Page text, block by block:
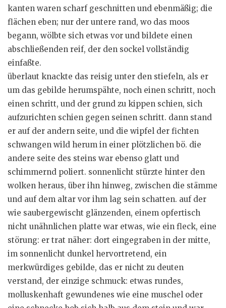
kanten waren scharf geschnitten und ebenmäßig; die
flächen eben; nur der untere rand, wo das moos
begann, wölbte sich etwas vor und bildete einen
abschließenden reif, der den sockel vollständig
einfaßte.
überlaut knackte das reisig unter den stiefeln, als er
um das gebilde herumspähte, noch einen schritt, noch
einen schritt, und der grund zu kippen schien, sich
aufzurichten schien gegen seinen schritt. dann stand
er auf der andern seite, und die wipfel der fichten
schwangen wild herum in einer plötzlichen bö. die
andere seite des steins war ebenso glatt und
schimmernd poliert. sonnenlicht stürzte hinter den
wolken heraus, über ihn hinweg, zwischen die stämme
und auf dem altar vor ihm lag sein schatten. auf der
wie saubergewischt glänzenden, einem opfertisch
nicht unähnlichen platte war etwas, wie ein fleck, eine
störung: er trat näher: dort eingegraben in der mitte,
im sonnenlicht dunkel hervortretend, ein
merkwürdiges gebilde, das er nicht zu deuten
verstand, der einzige schmuck: etwas rundes,
molluskenhaft gewundenes wie eine muschel oder